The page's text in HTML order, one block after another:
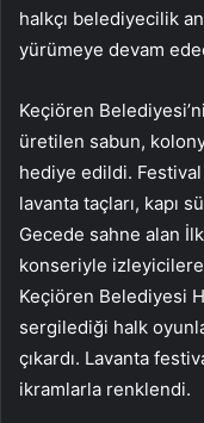
halkçı belediyecilik
yürümeye devam
Keçiören
üretilen sabun,
hediye edildi.
lavanta taçları, kapı
Gecede sahne alan
konseriyle
Keçiören Belediyesi
sergilediği halk
çıkardı. Lavanta
ikramlarla renklendi.